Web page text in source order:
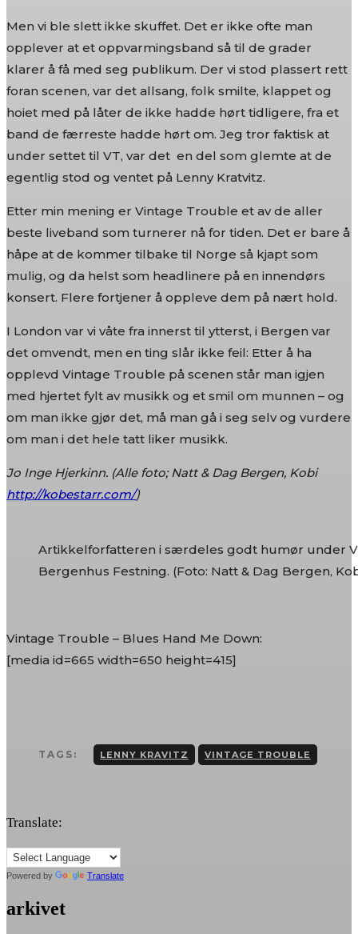
Men vi ble slett ikke skuffet. Det er ikke ofte man
opplever at et oppvarmingsband så til de grader
klarer å få med seg publikum. Der vi stod plassert rett
foran scenen, var det allsang, folk smilte, klappet og
hoiet med på låter de ikke hadde hørt tidligere, fra et
band de færreste hadde hørt om. Jeg tror faktisk at
under settet til VT, var det en del som glemte at de
egentlig stod og ventet på Lenny Kratvitz.
Etter min mening er Vintage Trouble et av de aller
beste liveband som turnerer nå for tiden. Det er bare å
håpe at de kommer tilbake til Norge så kjapt som
mulig, og da helst som headlinere på en innendørs
konsert. Flere fortjener å oppleve dem på nært hold.
I London var vi våte fra innerst til ytterst, i Bergen var
det omvendt, men en ting slår ikke feil: Etter å ha
opplevd Vintage Trouble på scenen står man igjen
med hjertet fylt av musikk og et smil om munnen – og
om man ikke gjør det, må man gå i seg selv og vurdere
om man i det hele tatt liker musikk.
Jo Inge Hjerkinn. (Alle foto; Natt & Dag Bergen, Kobi
http://kobestarr.com/)
Artikkelforfatteren i særdeles godt humør under
Bergenhus Festning. (Foto: Natt & Dag Bergen,
Vintage Trouble – Blues Hand Me Down:
[media id=665 width=650 height=415]
TAGS: LENNY KRAVITZ VINTAGE TROUBLE
Translate:
Powered by Translate
arkivet